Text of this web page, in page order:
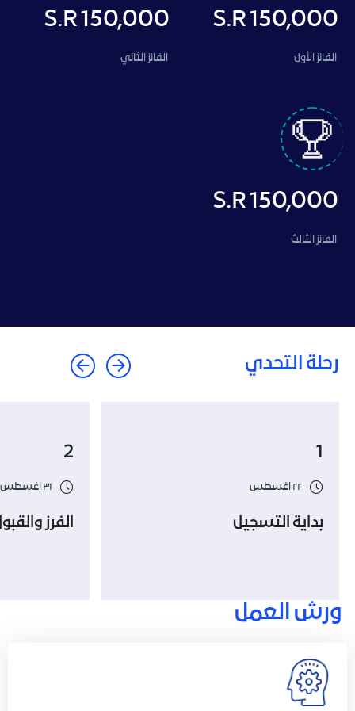
150,000 S.R
الفائز الأول
150,000 S.R
الفائز الثاني
150,000 S.R
الفائز الثالث
رحلة التحدي
1
٢٢ اغسطس
بداية التسجيل
2
٣١ اغسطس
الفرز
ورش العمل